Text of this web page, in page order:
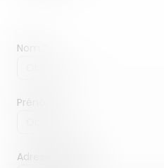
Nom
Prénom
Adresse e-mail